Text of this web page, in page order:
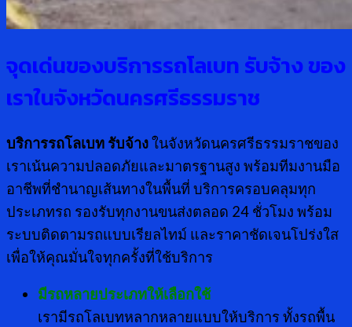
จุดเด่นของบริการรถโลเบท รับจ้าง ของ
เราในจังหวัดนครศรีธรรมราช
บริการรถโลเบท รับจ้างในจังหวัดนครศรีธรรมราชของ
เราเน้นความปลอดภัยและมาตรฐานสูง พร้อมทีมงานมือ
อาชีพที่ชำนาญเส้นทางในพื้นที่ บริการครอบคลุมทุก
ประเภทรถ รองรับทุกงานขนส่งตลอด 24 ชั่วโมง พร้อม
ระบบติดตามรถแบบเรียลไทม์ และราคาชัดเจนโปร่งใส
เพื่อให้คุณมั่นใจทุกครั้งที่ใช้บริการ
มีรถหลายประเภทให้เลือกใช้
เรามีรถโลเบทหลากหลายแบบให้บริการ ทั้งรถพื้น